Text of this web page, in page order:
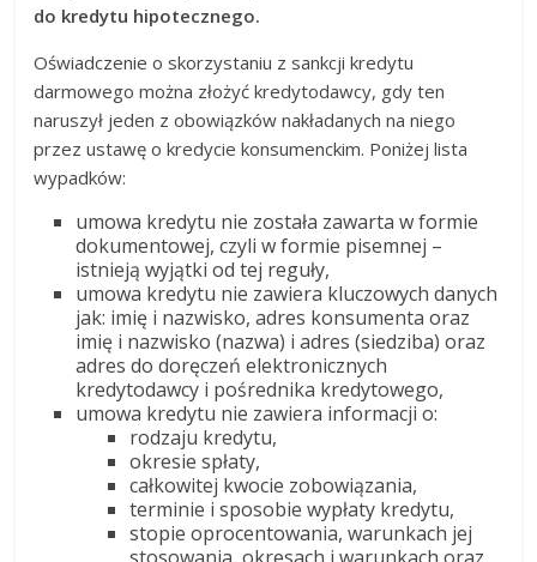
do kredytu hipotecznego.
Oświadczenie o skorzystaniu z sankcji kredytu
darmowego można złożyć kredytodawcy, gdy ten
naruszył jeden z obowiązków nakładanych na niego
przez ustawę o kredycie konsumenckim. Poniżej lista
wypadków:
umowa kredytu nie została zawarta w formie
dokumentowej, czyli w formie pisemnej –
istnieją wyjątki od tej reguły,
umowa kredytu nie zawiera kluczowych danych
jak: imię i nazwisko, adres konsumenta oraz
imię i nazwisko (nazwa) i adres (siedziba) oraz
adres do doręczeń elektronicznych
kredytodawcy i pośrednika kredytowego,
umowa kredytu nie zawiera informacji o:
rodzaju kredytu,
okresie spłaty,
całkowitej kwocie zobowiązania,
terminie i sposobie wypłaty kredytu,
stopie oprocentowania, warunkach jej